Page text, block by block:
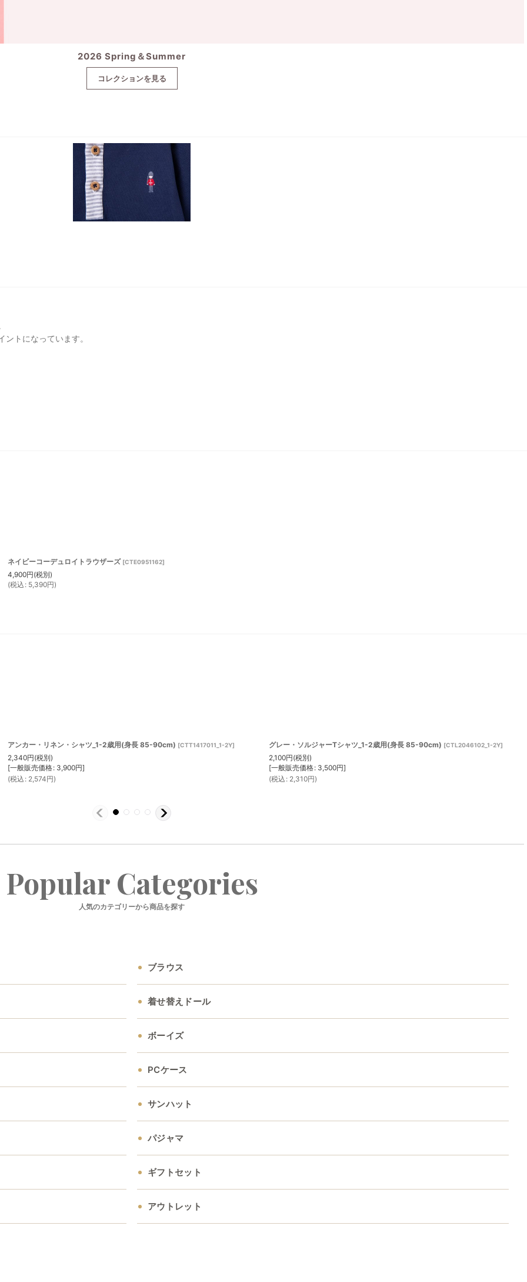
2026 Spring＆Summer
コレクションを見る
トになっています。
ネイビーコーデュロイトラウザーズ [CTE0951162]
4,900円(税別)
(税込 : 5,390円)
アンカー・リネン・シャツ_1-2歳用(身長 85-90cm) [CTT1417011_1-2Y]
2,340円(税別)
[一般販売価格: 3,900円]
(税込 : 2,574円)
グレー・ソルジャーTシャツ_1-2歳用(身長 85-90cm) [CTL2046102_1-2Y]
2,100円(税別)
[一般販売価格: 3,500円]
(税込 : 2,310円)
Popular Categories
人気のカテゴリーから商品を探す
ブラウス
着せ替えドール
ボーイズ
PCケース
サンハット
パジャマ
ギフトセット
アウトレット